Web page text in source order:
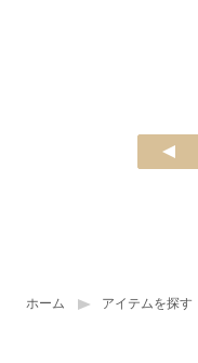
ホーム アイテムを探す
prev